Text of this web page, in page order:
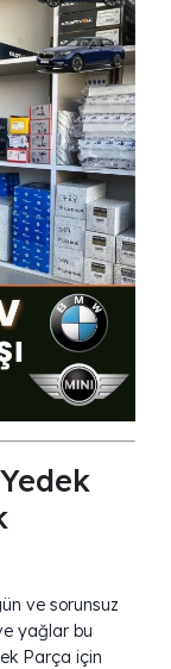
ve sorunsuz
yağlar bu
Parça için